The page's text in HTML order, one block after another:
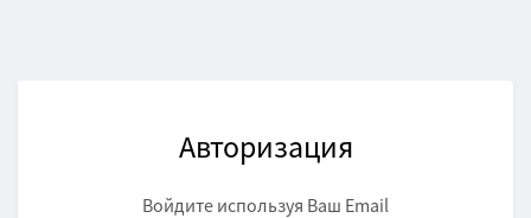
Авторизация
Войдите используя Ваш Email